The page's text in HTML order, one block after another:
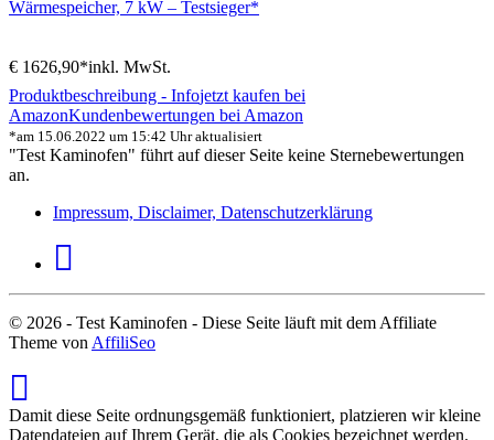
€ 1626,90*inkl. MwSt.
Produktbeschreibung - Infojetzt kaufen bei
AmazonKundenbewertungen bei Amazon
*am 15.06.2022 um 15:42 Uhr aktualisiert
"Test Kaminofen" führt auf dieser Seite keine Sternebewertungen
an.
Impressum, Disclaimer, Datenschutzerklärung
© 2026 - Test Kaminofen - Diese Seite läuft mit dem Affiliate
Theme von AffiliSeo
Damit diese Seite ordnungsgemäß funktioniert, platzieren wir kleine
Datendateien auf Ihrem Gerät, die als Cookies bezeichnet werden.